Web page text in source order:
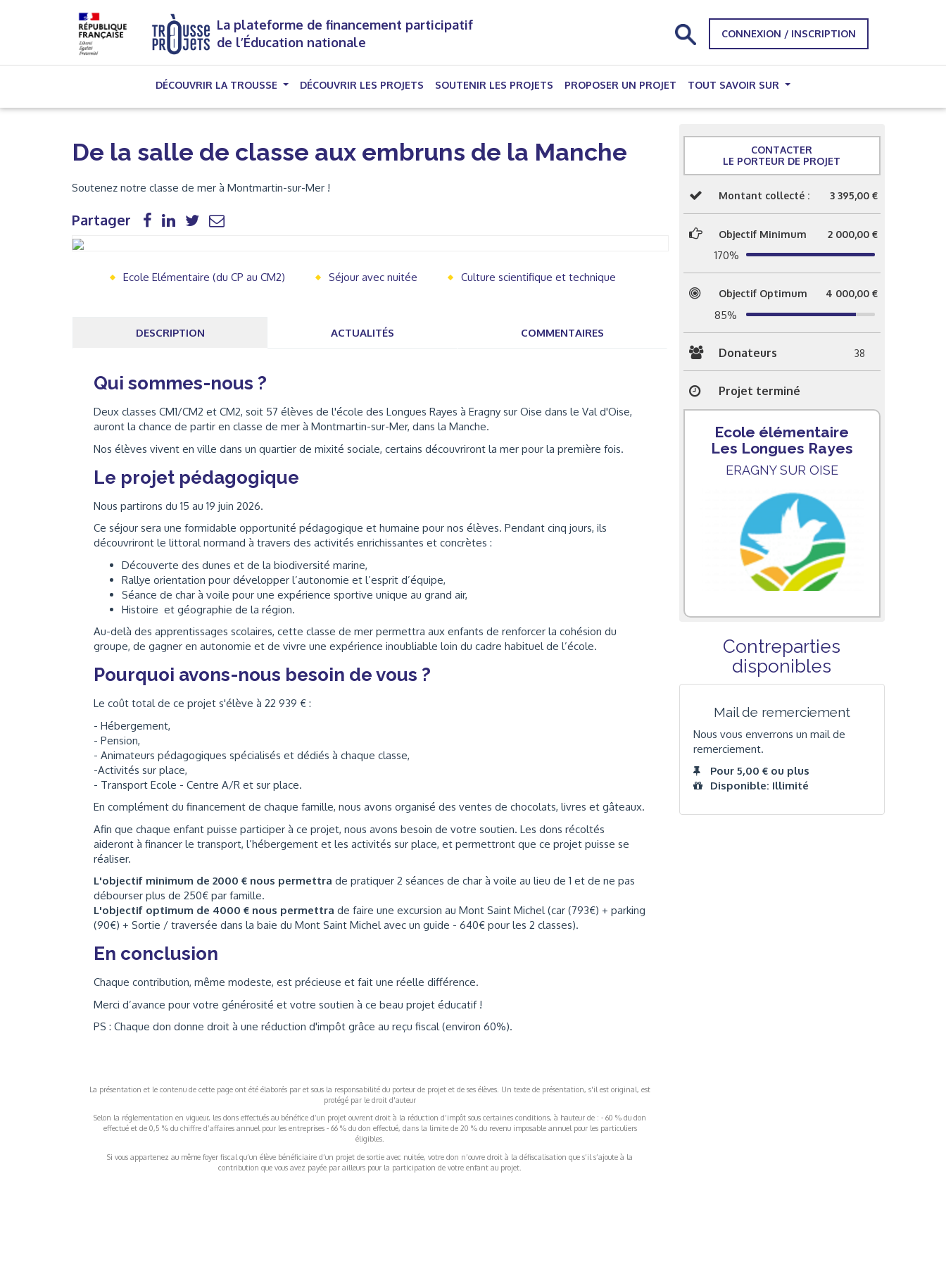
La plateforme de financement participatif
de l’Éducation nationale
CONNEXION / INSCRIPTION
DÉCOUVRIR LA TROUSSE DÉCOUVRIR LES PROJETS (CURRENT)
SOUTENIR LES PROJETS PROPOSER UN PROJET TOUT SAVOIR SUR
De la salle de classe aux embruns de la Manche
Soutenez notre classe de mer à Montmartin-sur-Mer !
Partager
Ecole Elémentaire (du CP au CM2) Séjour avec nuitée Culture scientifique et technique
DESCRIPTION ACTUALITÉS COMMENTAIRES
Qui sommes-nous ?
Deux classes CM1/CM2 et CM2, soit 57 élèves de l'école des Longues Rayes à Eragny sur Oise dans le Val d'Oise,
auront la chance de partir en classe de mer à Montmartin-sur-Mer, dans la Manche.
Nos élèves vivent en ville dans un quartier de mixité sociale, certains découvriront la mer pour la première fois.
Le projet pédagogique
Nous partirons du 15 au 19 juin 2026.
Ce séjour sera une formidable opportunité pédagogique et humaine pour nos élèves. Pendant cinq jours, ils
découvriront le littoral normand à travers des activités enrichissantes et concrètes :
Découverte des dunes et de la biodiversité marine,
Rallye orientation pour développer l’autonomie et l’esprit d’équipe,
Séance de char à voile pour une expérience sportive unique au grand air,
Histoire et géographie de la région.
Au-delà des apprentissages scolaires, cette classe de mer permettra aux enfants de renforcer la cohésion du
groupe, de gagner en autonomie et de vivre une expérience inoubliable loin du cadre habituel de l’école.
Pourquoi avons-nous besoin de vous ?
Le coût total de ce projet s'élève à 22 939 € :
- Hébergement,
- Pension,
- Animateurs pédagogiques spécialisés et dédiés à chaque classe,
-Activités sur place,
- Transport Ecole - Centre A/R et sur place.
En complément du financement de chaque famille, nous avons organisé des ventes de chocolats, livres et gâteaux.
Afin que chaque enfant puisse participer à ce projet, nous avons besoin de votre soutien. Les dons récoltés
aideront à financer le transport, l’hébergement et les activités sur place, et permettront que ce projet puisse se
réaliser.
L'objectif minimum de 2000 € nous permettra de pratiquer 2 séances de char à voile au lieu de 1 et de ne pas
débourser plus de 250€ par famille.
L'objectif optimum de 4000 € nous permettra de faire une excursion au Mont Saint Michel (car (793€) + parking
(90€) + Sortie / traversée dans la baie du Mont Saint Michel avec un guide - 640€ pour les 2 classes).
En conclusion
Chaque contribution, même modeste, est précieuse et fait une réelle différence.
Merci d’avance pour votre générosité et votre soutien à ce beau projet éducatif !
PS : Chaque don donne droit à une réduction d'impôt grâce au reçu fiscal (environ 60%).
La présentation et le contenu de cette page ont été élaborés par et sous la responsabilité du porteur de projet et de ses élèves. Un texte de présentation, s'il est original, est
protégé par le droit d'auteur
Selon la réglementation en vigueur, les dons effectués au bénéfice d’un projet ouvrent droit à la réduction d’impôt sous certaines conditions, à hauteur de : - 60 % du don
effectué et de 0,5 % du chiffre d’affaires annuel pour les entreprises - 66 % du don effectué, dans la limite de 20 % du revenu imposable annuel pour les particuliers
éligibles.
Si vous appartenez au même foyer fiscal qu’un élève bénéficiaire d’un projet de sortie avec nuitée, votre don n’ouvre droit à la défiscalisation que s’il s’ajoute à la
contribution que vous avez payée par ailleurs pour la participation de votre enfant au projet.
CONTACTER
LE PORTEUR DE PROJET
Montant collecté : 3 395,00 €
Objectif Minimum 2 000,00 €
170%
Objectif Optimum 4 000,00 €
85%
Donateurs 38
Projet terminé
Ecole élémentaire
Les Longues Rayes
ERAGNY SUR OISE
Contreparties
disponibles
Mail de remerciement
Nous vous enverrons un mail de
remerciement.
Pour 5,00 € ou plus
Disponible: Illimité